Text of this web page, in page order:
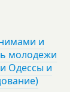
и
молодежи
Одессы и